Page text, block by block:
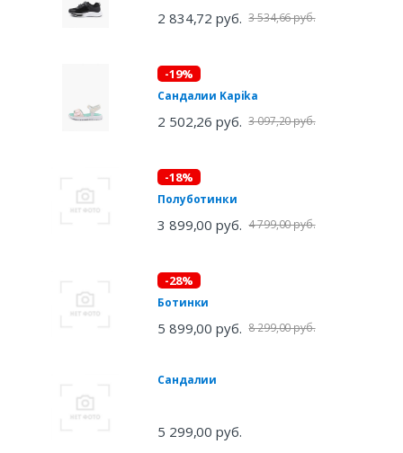
2 834,72 руб. 3 534,66 руб.
-19%
Сандалии Kapika
2 502,26 руб. 3 097,20 руб.
-18%
Полуботинки
3 899,00 руб. 4 799,00 руб.
-28%
Ботинки
5 899,00 руб. 8 299,00 руб.
Сандалии
5 299,00 руб.